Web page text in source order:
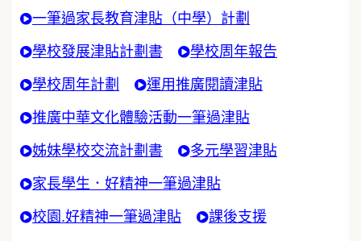
一筆過家長教育津貼（中學）計劃
學校發展津貼計劃書 學校周年報告
學校周年計劃 運用推廣閱讀津貼
推廣中華文化體驗活動一筆過津貼
姊妹學校交流計劃書 多元學習津貼
家長學生．好精神一筆過津貼
校園.好精神一筆過津貼 課後支援